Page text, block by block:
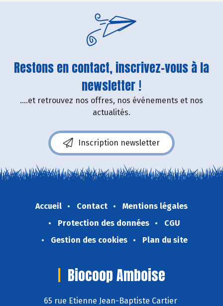
Restons en contact, inscrivez-vous à la
newsletter !
....et retrouvez nos offres, nos événements et nos
actualités.
Inscription newsletter
Accueil Contact
Mentions légales
Protection des données
CGU
Gestion des cookies
Plan du site
Biocoop Amboise
65 rue Etienne Jean-Baptiste Cartier